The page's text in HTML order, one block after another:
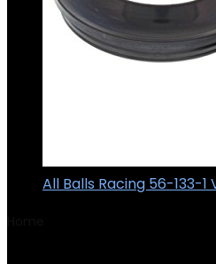
All Balls Racing 56-133-